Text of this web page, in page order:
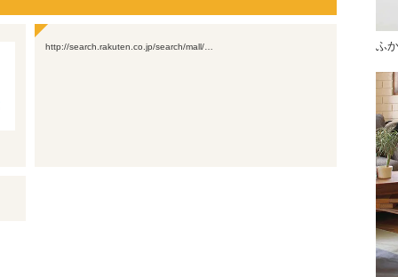
http://search.rakuten.co.jp/search/mall/… ふ